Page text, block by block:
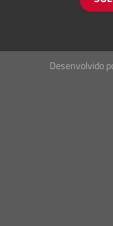
Desenvolvido